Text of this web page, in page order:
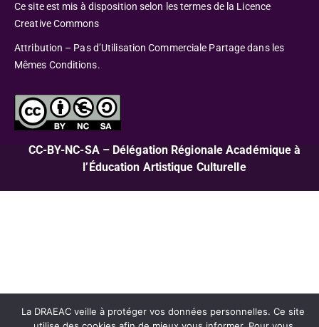
Ce site est mis à disposition selon les termes de la Licence
Creative Commons
Attribution – Pas d’Utilisation Commerciale Partage dans les
Mêmes Conditions.
CC-BY-NC-SA – Délégation Régionale Académique à
l’Éducation Artistique Culturelle
La DRAEAC veille à protéger vos données personnelles. Ce site